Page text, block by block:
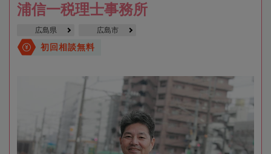
浦信一税理士事務所
広島県 広島市
初回相談無料